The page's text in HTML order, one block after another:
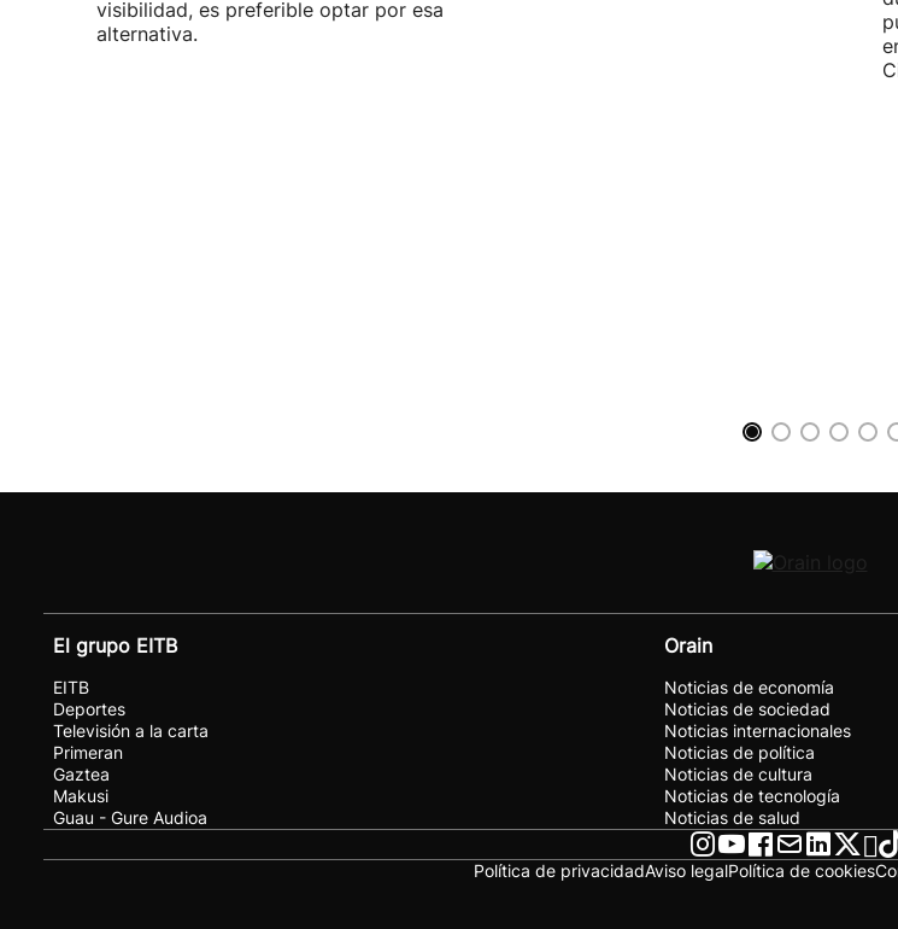
visibilidad, es preferible optar por esa
alternativa.
El grupo EITB
EITB
Deportes
Televisión a la carta
Primeran
Gaztea
Makusi
Guau - Gure Audioa
Orain
Noticias de economía
Noticias de sociedad
Noticias internacionales
Noticias de política
Noticias de cultura
Noticias de tecnología
Noticias de salud
Política de privacidadAviso legalPolítica de cookies